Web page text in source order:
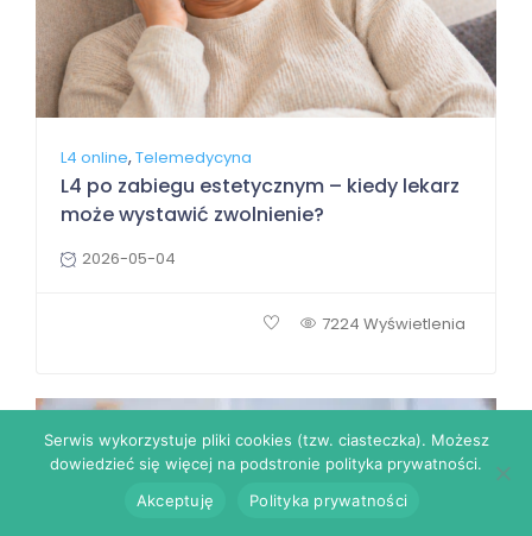
L4 online,Telemedycyna
L4 po zabiegu estetycznym – kiedy lekarz
może wystawić zwolnienie?
2026-05-04
7224 Wyświetlenia
Serwis wykorzystuje pliki cookies (tzw. ciasteczka). Możesz
dowiedzieć się więcej na podstronie polityka prywatności.
Akceptuję
Polityka prywatności